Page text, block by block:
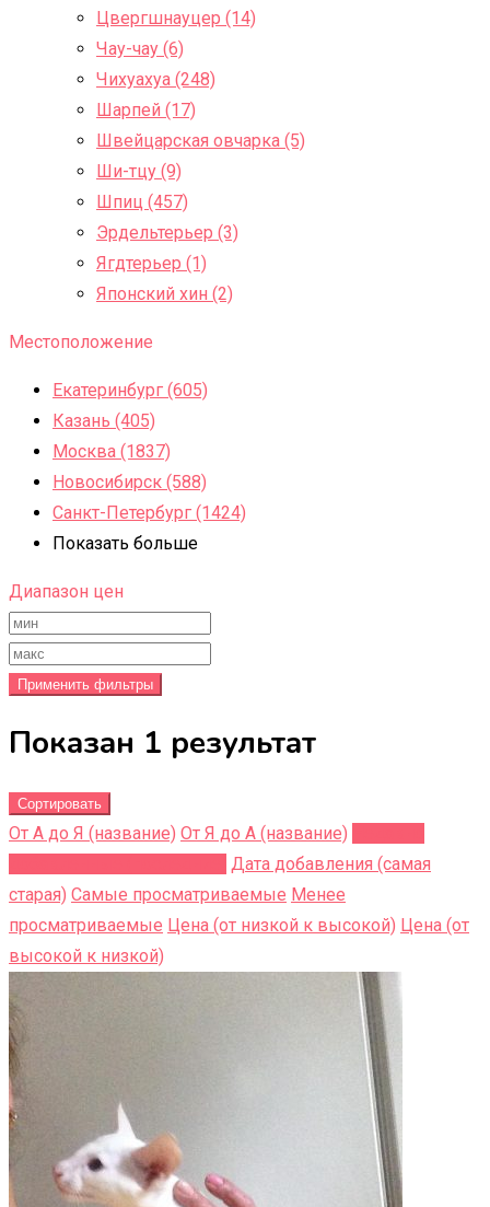
Цвергшнауцер (14)
Чау-чау (6)
Чихуахуа (248)
Шарпей (17)
Швейцарская овчарка (5)
Ши-тцу (9)
Шпиц (457)
Эрдельтерьер (3)
Ягдтерьер (1)
Японский хин (2)
Местоположение
Екатеринбург (605)
Казань (405)
Москва (1837)
Новосибирск (588)
Санкт-Петербург (1424)
Показать больше
Диапазон цен
Применить фильтры
Показан 1 результат
Сортировать
От А до Я (название) От Я до A (название)
Дата добавления (самая
старая) Самые просматриваемые Менее
просматриваемые Цена (от низкой к высокой) Цена (от
высокой к низкой)